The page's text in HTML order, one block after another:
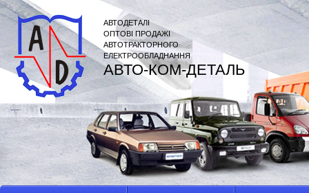
АВТОДЕТАЛІ
ОПТОВІ ПРОДАЖІ
АВТОТРАКТОРНОГО
ЕЛЕКТРООБЛАДНАННЯ
АВТО-КОМ-ДЕТАЛЬ